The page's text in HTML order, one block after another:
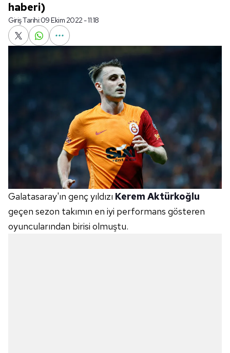
haberi)
Giriş Tarihi:09 Ekim 2022 - 11:18
Galatasaray'ın genç yıldızı Kerem Aktürkoğlu
geçen sezon takımın en iyi performans gösteren
oyuncularından birisi olmuştu.